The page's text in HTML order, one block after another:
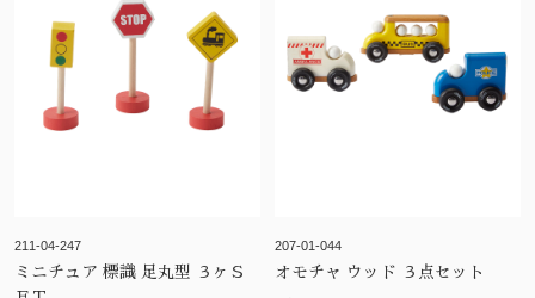
211-04-247
ミニチュア 標識 足丸型 ３ヶＳ
207-01-044
オモチャ ウッド ３点セット